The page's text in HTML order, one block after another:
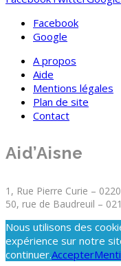
Facebook
Google
A propos
Aide
Mentions légales
Plan de site
Contact
Aid’Aisne
1, Rue Pierre Curie –
50, rue de Baudreuil –
Nous utilisons des
expérience sur notre
continuer.Accepter